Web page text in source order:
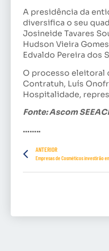
A presidência da
diversifica o seu
Josineide Tavares
Hudson Vieira
Edvaldo Pereira dos
O processo eleitoral
Contratuh, Luís
Hospitalidade,
Fonte: Ascom
……..
ANTERIOR
Empresas de Cosméticos investirão